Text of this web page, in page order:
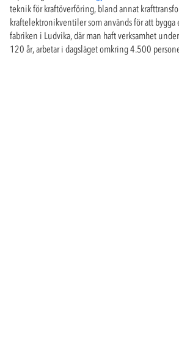
teknik för kraftöverföring, bland annat
kraftelektronikventiler som används för att
fabriken i Ludvika, där man haft verksamhet
120 år, arbetar i dagsläget omkring 4.500